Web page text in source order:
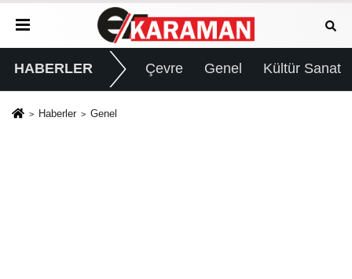
HABERLER Çevre Genel Kültür Sanat
Haberler Genel